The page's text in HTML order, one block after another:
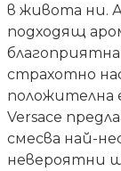
в живота ни.
подходящ
благоприятна
страхотно
положителна
Versace
смесва най-
невероятни